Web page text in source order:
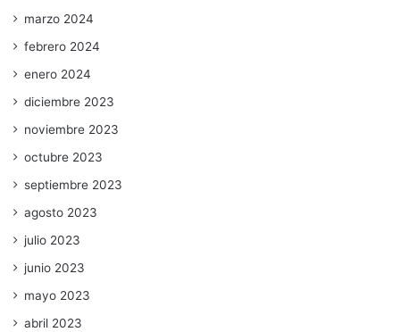
marzo 2024
febrero 2024
enero 2024
diciembre 2023
noviembre 2023
octubre 2023
septiembre 2023
agosto 2023
julio 2023
junio 2023
mayo 2023
abril 2023